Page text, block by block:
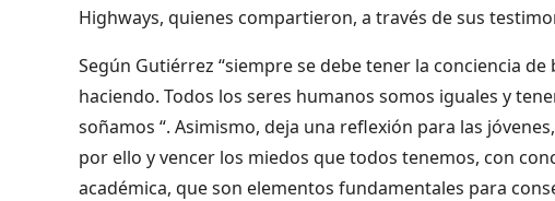
Highways, quienes compartieron, a través de sus
Según Gutiérrez “siempre se debe tener la conciencia
haciendo. Todos los seres humanos somos iguales y
soñamos “. Asimismo, deja una reflexión para las
por ello y vencer los miedos que todos tenemos, con
académica, que son elementos fundamentales para